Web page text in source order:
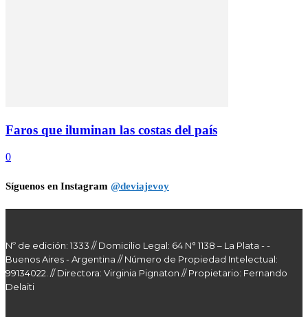
Faros que iluminan las costas del país
0
Síguenos en Instagram @deviajevoy
Nº de edición: 1333 // Domicilio Legal: 64 N° 1138 – La Plata - -
Buenos Aires - Argentina // Número de Propiedad Intelectual:
99134022. // Directora: Virginia Pignaton // Propietario: Fernando
Delaiti